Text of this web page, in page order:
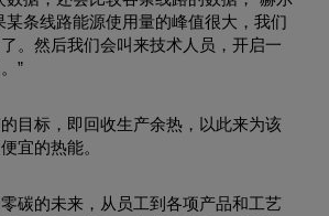
某条线路能源使用量的峰值很大，我们
。然后我们会叫来技术人员，开启一
”
目标，即回收生产余热，以此来为该
宜的热能。
碳的未来，从员工到各项产品和工艺